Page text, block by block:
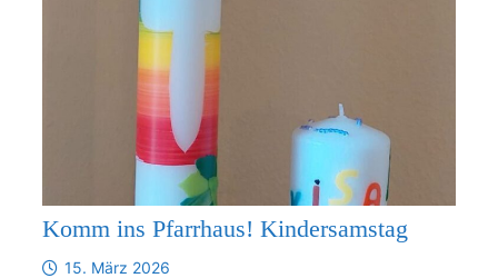
Komm ins Pfarrhaus! Kindersamstag
15. März 2026